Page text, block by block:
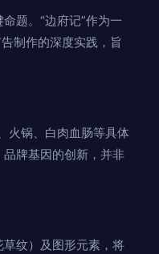
题。“边府记”作为一
制作的深度实践，旨
火锅、白肉血肠等具体
牌基因的创新，并非
纹）及图形元素，将